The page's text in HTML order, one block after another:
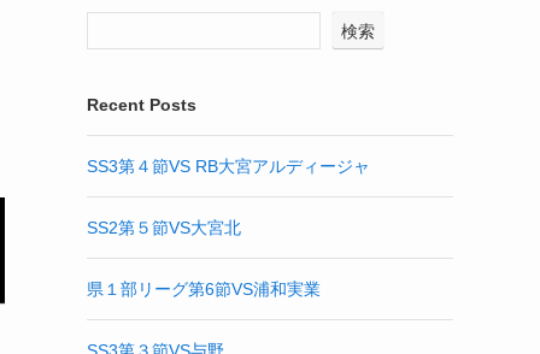
検索
Recent Posts
SS3第４節VS RB大宮アルディージャ
SS2第５節VS大宮北
県１部リーグ第6節VS浦和実業